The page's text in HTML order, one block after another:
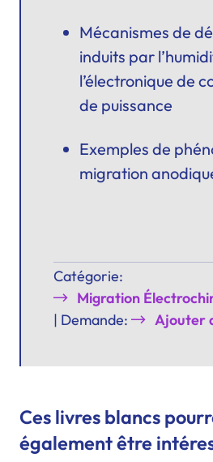
Mécanismes de
induits par
l’électronique de
de puissance
Exemples de
migration
Catégorie:
Migration
| Demande:
Ajouter
Ces livres blancs
également être